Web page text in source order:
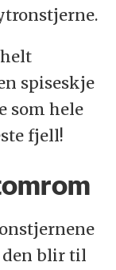
spiseskje
som hele
fjell!
den blir til